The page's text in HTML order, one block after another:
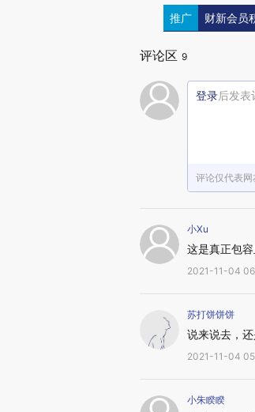
推广 财新会员
评论区 9
登录后发表
评论仅代表
小Xu
这是真正包
2021-11-04
苏打饼饼饼
说来说去，
2021-11-04
小朱睽睽